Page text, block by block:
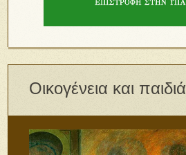
Οικογένεια και παιδιά